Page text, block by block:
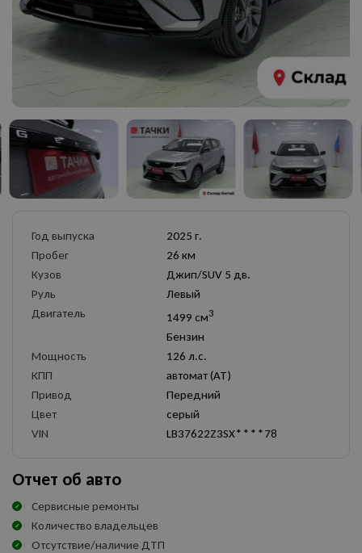
Год выпуска
2025 г.
Пробег
26 км
Кузов
Джип/SUV 5 дв.
Руль
Левый
Двигатель
1499 см3
Бензин
Мощность
126 л.с.
КПП
автомат (AT)
Привод
Передний
Цвет
серый
VIN
LB37622Z3SX****78
Отчет об авто
Сервисные ремонты
Количество владельцев
Отсутствие/наличие ДТП